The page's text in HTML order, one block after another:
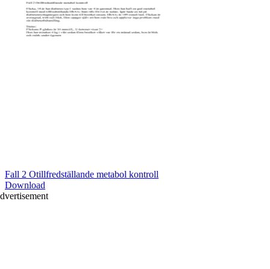
Fall 2 Otillfredställande metabol kontroll
Download